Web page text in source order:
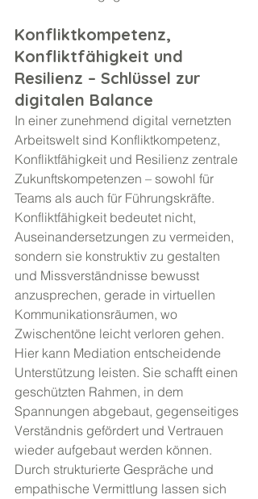
Konfliktkompetenz,
Konfliktfähigkeit und
Resilienz – Schlüssel zur
digitalen Balance
In einer zunehmend digital vernetzten
Arbeitswelt sind Konfliktkompetenz,
Konfliktfähigkeit und Resilienz zentrale
Zukunftskompetenzen – sowohl für
Teams als auch für Führungskräfte.
Konfliktfähigkeit bedeutet nicht,
Auseinandersetzungen zu vermeiden,
sondern sie konstruktiv zu gestalten
und Missverständnisse bewusst
anzusprechen, gerade in virtuellen
Kommunikationsräumen, wo
Zwischentöne leicht verloren gehen.
Hier kann Mediation entscheidende
Unterstützung leisten. Sie schafft einen
geschützten Rahmen, in dem
Spannungen abgebaut, gegenseitiges
Verständnis gefördert und Vertrauen
wieder aufgebaut werden können.
Durch strukturierte Gespräche und
empathische Vermittlung lassen sich